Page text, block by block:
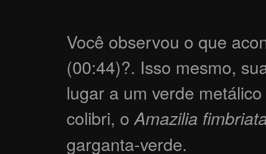
Você observou o que
(00:44)?. Isso mesmo,
lugar a um verde
colibri, o Amazilia
garganta-verde.